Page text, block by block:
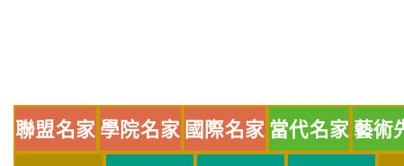
聯盟名家 學院名家 國際名家 當代名家 藝術